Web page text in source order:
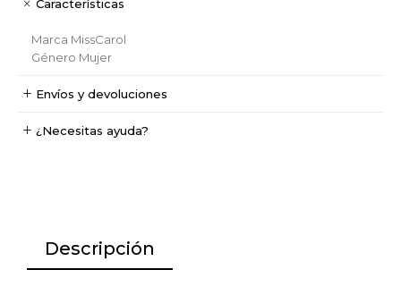
Características
Marca MissCarol
Género Mujer
Envíos y devoluciones
¿Necesitas ayuda?
Descripción